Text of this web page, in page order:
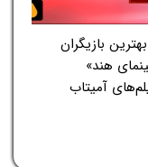
بازیگران
هند»
آمیتاب